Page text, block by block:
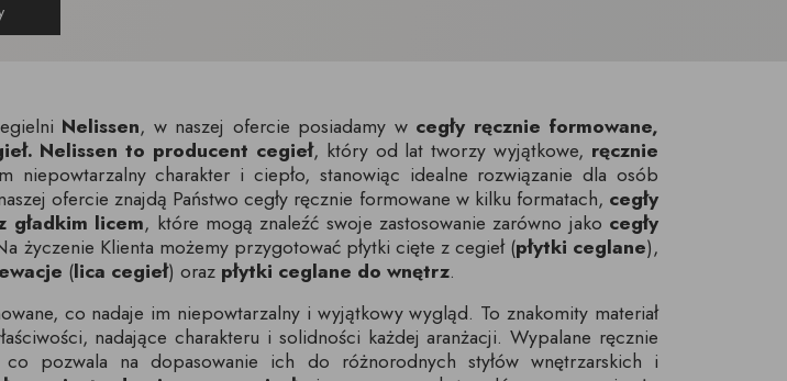
Nelissen, w naszej ofercie posiadamy w cegły ręcznie formowane,
Nelissen to producent cegieł, który od lat tworzy wyjątkowe, ręcznie
niepowtarzalny charakter i ciepło, stanowiąc idealne rozwiązanie dla osób
ofercie znajdą Państwo cegły ręcznie formowane w kilku formatach, cegły
gładkim licem, które mogą znaleźć swoje zastosowanie zarówno jako cegły
życzenie Klienta możemy przygotować płytki cięte z cegieł (płytki ceglane),
(lica cegieł) oraz płytki ceglane do wnętrz.
co nadaje im niepowtarzalny i wyjątkowy wygląd. To znakomity materiał
nadające charakteru i solidności każdej aranżacji. Wypalane ręcznie
pozwala na dopasowanie ich do różnorodnych styłów wnętrzarskich i